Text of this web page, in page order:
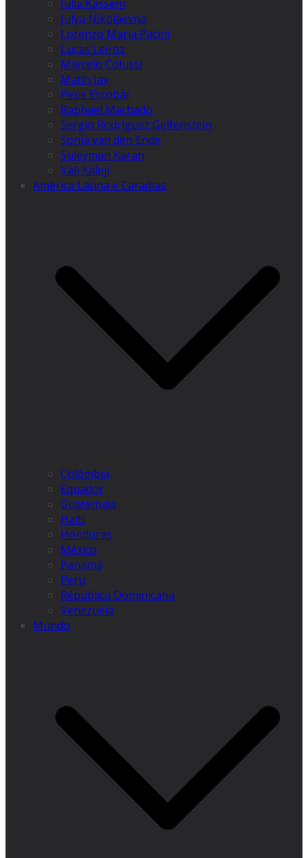
Julia Kassem
Julya Nikolaevna
Lorenzo Maria Pacini
Lucas Leiroz
Marcelo Colussi
Matin Jay
Pepe Escobar
Raphael Machado
Sergio Rodríguez Gelfenstein
Sonja van den Ende
Suleyman Karan
Vali Kaleji
América Latina e Caraíbas
Colômbia
Equador
Guatemala
Haiti
Honduras
México
Panamá
Peru
Républica Dominicana
Venezuela
Mundo